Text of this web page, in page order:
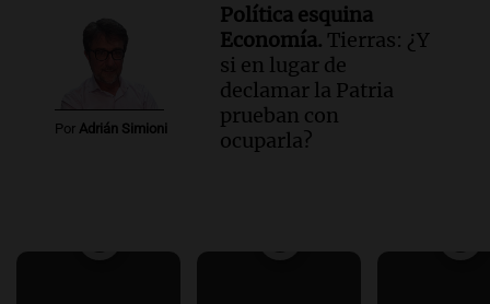
Por Adrián Simioni
Política esquina
Economía. Tierras: ¿Y
si en lugar de
declamar la Patria
prueban con
ocuparla?